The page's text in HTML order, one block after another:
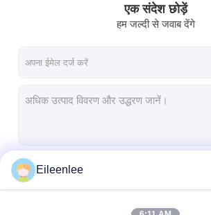
एक संदेश छोड़ें
हम जल्दी से जवाब देंगे
Eileenlee